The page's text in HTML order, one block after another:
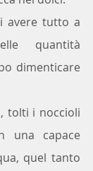
avere tutto a
quantità
dimenticare
tolti i noccioli
capace
quel tanto